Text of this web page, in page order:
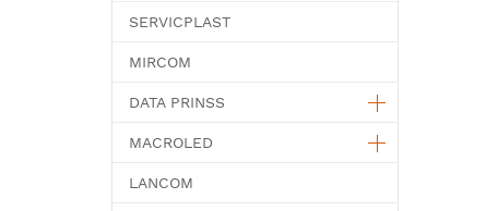
SERVICPLAST
MIRCOM
DATA PRINSS
MACROLED
LANCOM